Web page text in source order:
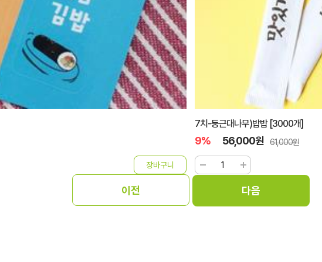
7치-둥근대나무)밥밥 [3000개]
9% 56,000원 61,000원